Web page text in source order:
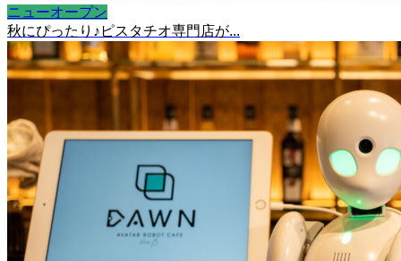
ニューオープン
秋にぴったり♪ピスタチオ専門店が...